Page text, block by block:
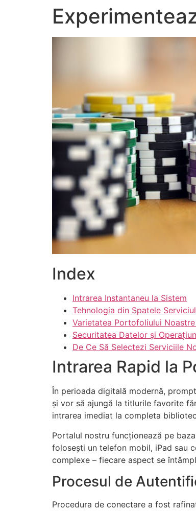
Index
Intrarea Instantaneu la Sistem
Tehnologia din Spatele
Varietatea Portofoliului
Securitatea Datelor și
De Ce Să Selectezi Serviciile
Intrarea Rapid la
În perioada digitală modernă,
și vor să ajungă la titlurile favorite
intrarea imediat la completa
Portalul nostru funcționează pe
folosești un telefon mobil, iPad sau
complexe – fiecare aspect se
Procesul de
Procedura de conectare a fost